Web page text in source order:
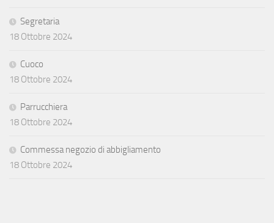
Segretaria
18 Ottobre 2024
Cuoco
18 Ottobre 2024
Parrucchiera
18 Ottobre 2024
Commessa negozio di abbigliamento
18 Ottobre 2024